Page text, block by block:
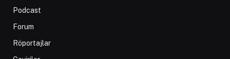
Podcast
Forum
Röportajlar